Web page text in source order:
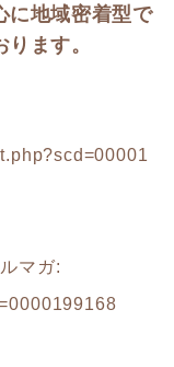
に地域密着型で
ます。
マガ: